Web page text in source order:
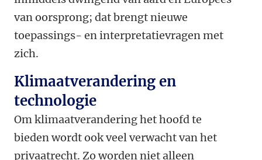
van oorsprong; dat brengt nieuwe
toepassings- en interpretatievragen met
zich.
Klimaatverandering en
technologie
Om klimaatverandering het hoofd te
bieden wordt ook veel verwacht van het
privaatrecht. Zo worden niet alleen